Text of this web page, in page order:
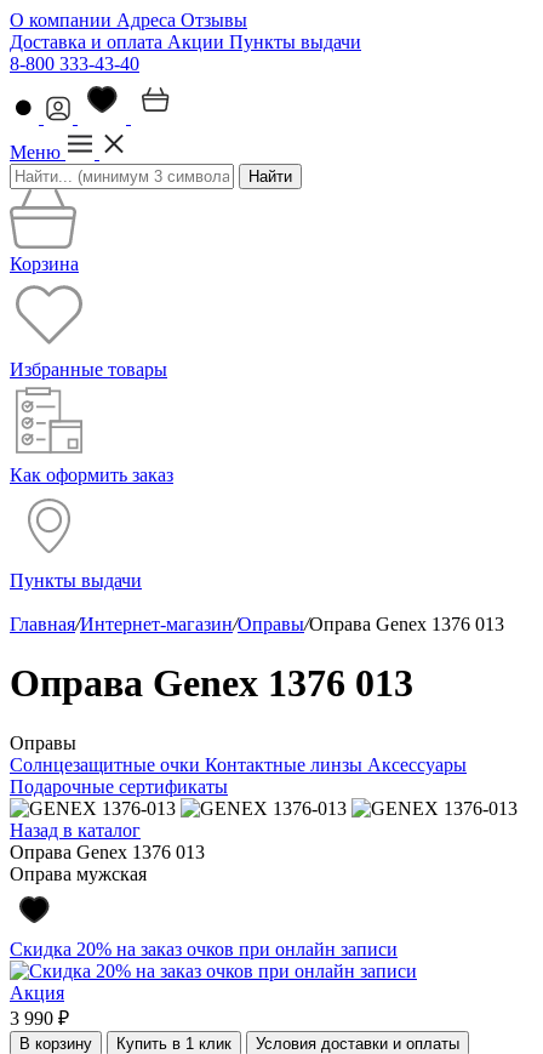
О компании Адреса Отзывы
Доставка и оплата Акции Пункты выдачи
8-800 333-43-40
Меню
Найти
Корзина
Избранные товары
Как оформить заказ
Пункты выдачи
Главная/Интернет-магазин/Оправы/Оправа Genex 1376 013
Оправа Genex 1376 013
Оправы
Солнцезащитные очки Контактные линзы Аксессуары
Подарочные сертификаты
Назад в каталог
Оправа Genex 1376 013
Оправа мужская
Скидка 20% на заказ очков при онлайн записи
Акция
3 990 ₽
В корзину Купить в 1 клик Условия доставки и оплаты